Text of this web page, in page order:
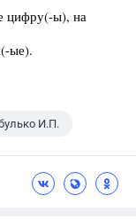
цифру(-ы), на
ые).
И.П.